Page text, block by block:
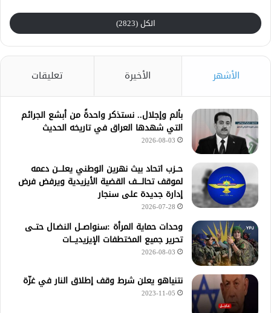
الكل (2823)
الأشهر الأخيرة تعليقات
بألم وإجلال.. نستذكر واحدةً من أبشع الجرائم
التي شهدها العراق في تاريخه الحديث
2026-08-03
حــزب اتحاد بيث نهرين الوطني يعلـــن دعمه
لموقف تحالــــف القضية الأيزيدية ويرفض فرض
إدارة جديدة على سنجار
2026-07-28
وحدات حماية المرأة :سنواصــل النضـال حتــى
تحرير جميع المختطفات الإيزيديـــات
2026-08-03
نتنياهو يعلن شرط وقف إطلاق النار في غزّة
2023-11-05